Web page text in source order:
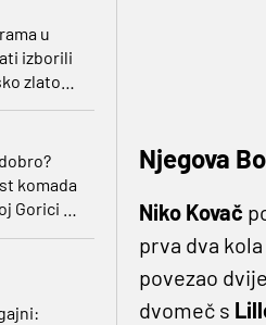
u
izborili
zlato
komada
Gorici i
Njegova
Niko Kovač
prva dva
povezao
dvomeč s